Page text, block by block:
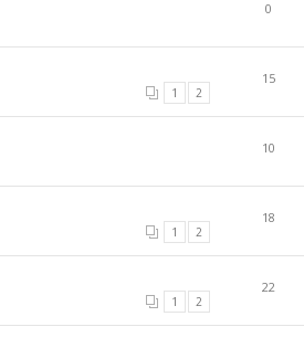
0
1 2
15
10
1 2
18
1 2
22